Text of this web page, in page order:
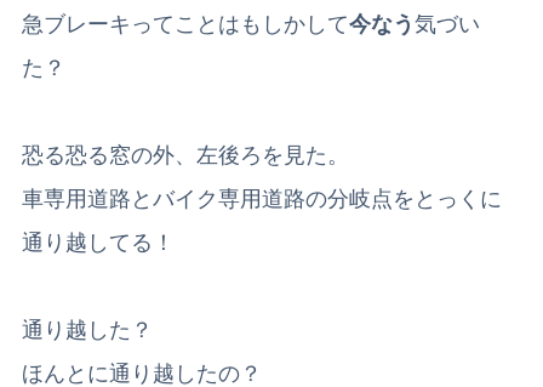
急ブレーキってことはもしかして今なう 気づい
た？
恐る恐る窓の外、左後ろを見た。
車専用道路とバイク専用道路の分岐点をとっくに
通り越してる！
通り越した？
ほんとに通り越したの？